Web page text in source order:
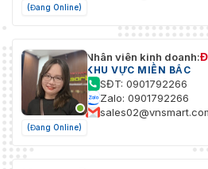
(Đang Online)
(Đang Online)
Nhân viên kinh doanh:
KHU VỰC MIỀN BẮC
SĐT: 0901792266
Zalo: 0901792266